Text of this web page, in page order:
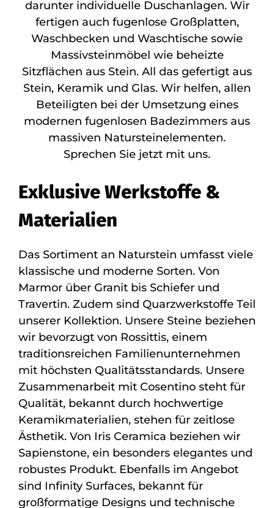
darunter individuelle Duschanlagen. Wir
fertigen auch fugenlose Großplatten,
Waschbecken und Waschtische sowie
Massivsteinmöbel wie beheizte
Sitzflächen aus Stein. All das gefertigt aus
Stein, Keramik und Glas. Wir helfen, allen
Beteiligten bei der Umsetzung eines
modernen fugenlosen Badezimmers aus
massiven Natursteinelementen.
Sprechen Sie jetzt mit uns.
Exklusive Werkstoffe &
Materialien
Das Sortiment an Naturstein umfasst viele
klassische und moderne Sorten. Von
Marmor über Granit bis Schiefer und
Travertin. Zudem sind Quarzwerkstoffe Teil
unserer Kollektion. Unsere Steine beziehen
wir bevorzugt von Rossittis, einem
traditionsreichen Familienunternehmen
mit höchsten Qualitätsstandards. Unsere
Zusammenarbeit mit Cosentino steht für
Qualität, bekannt durch hochwertige
Keramikmaterialien, stehen für zeitlose
Ästhetik. Von Iris Ceramica beziehen wir
Sapienstone, ein besonders elegantes und
robustes Produkt. Ebenfalls im Angebot
sind Infinity Surfaces, bekannt für
großformatige Designs und technische